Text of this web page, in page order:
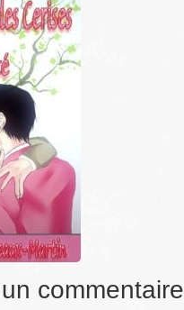
commentaire